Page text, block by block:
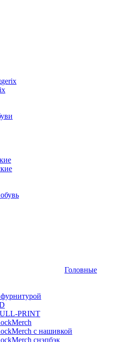
Головные
PRINT
с нашивкой
снэпбэк